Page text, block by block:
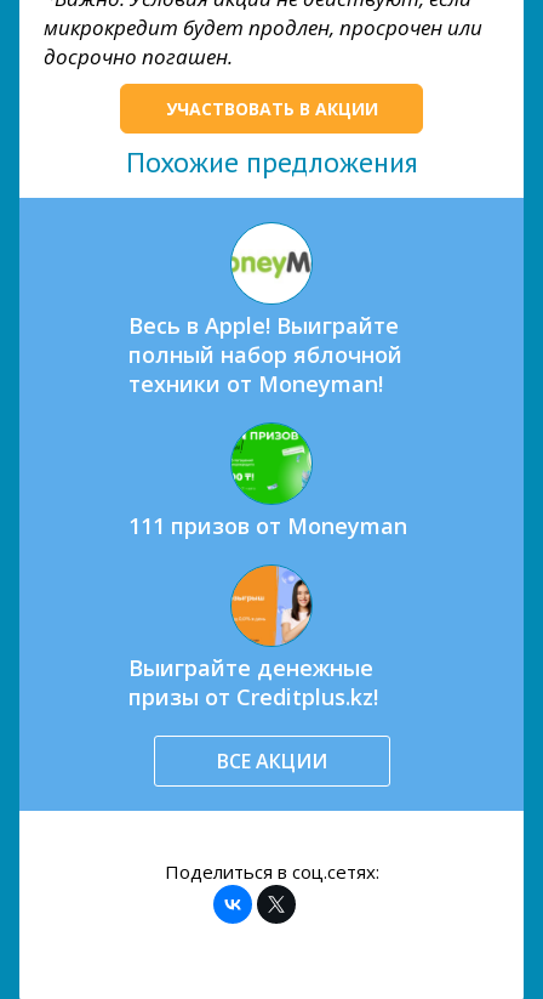
микрокредит будет продлен, просрочен или
досрочно погашен.
УЧАСТВОВАТЬ В АКЦИИ
Похожие предложения
Весь в Apple! Выиграйте
полный набор яблочной
техники от Moneyman!
111 призов от Moneyman
Выиграйте денежные
призы от Creditplus.kz!
ВСЕ АКЦИИ
Поделиться в соц.сетях: